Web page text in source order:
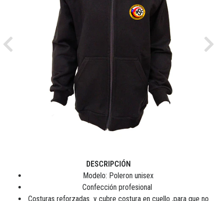
Previous
DESCRIPCIÓN
Modelo: Poleron unisex
Confección profesional
Costuras reforzadas y cubre costura en cuello ,para que no